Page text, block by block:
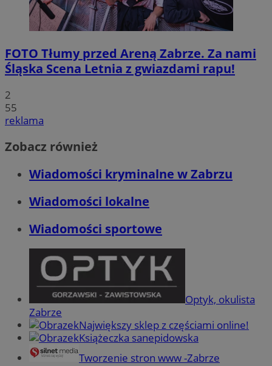
FOTO Tłumy przed Areną Zabrze. Za nami
Śląska Scena Letnia z gwiazdami rapu!
2
55
reklama
Zobacz również
Wiadomości kryminalne w Zabrzu
Wiadomości lokalne
Wiadomości sportowe
Optyk, okulista
Zabrze
Największy sklep z częściami online!
Książeczka sanepidowska
Tworzenie stron www -Zabrze